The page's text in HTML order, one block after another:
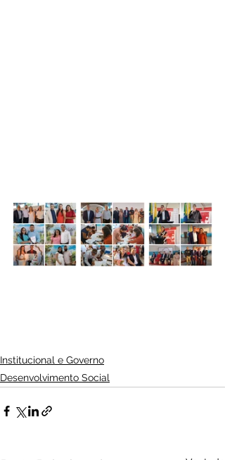
Institucional e Governo
Desenvolvimento Social